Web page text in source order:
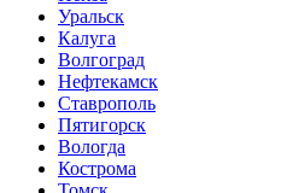
Уральск
Калуга
Волгоград
Нефтекамск
Ставрополь
Пятигорск
Вологда
Кострома